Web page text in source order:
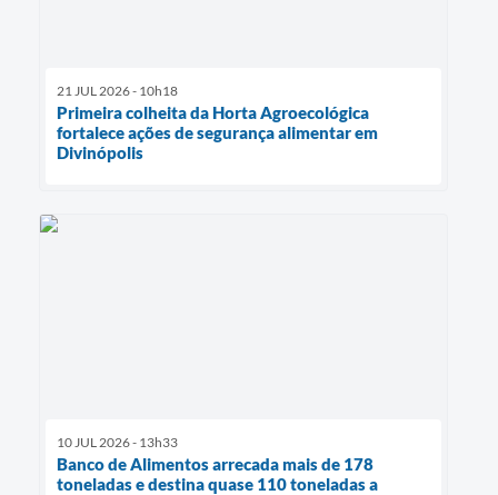
21 JUL 2026 - 10h18
Primeira colheita da Horta Agroecológica
fortalece ações de segurança alimentar em
Divinópolis
10 JUL 2026 - 13h33
Banco de Alimentos arrecada mais de 178
toneladas e destina quase 110 toneladas a